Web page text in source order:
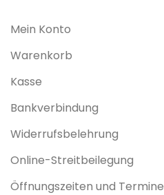
Mein Konto
Warenkorb
Kasse
Bankverbindung
Widerrufsbelehrung
Online-Streitbeilegung
Öffnungszeiten und Termine